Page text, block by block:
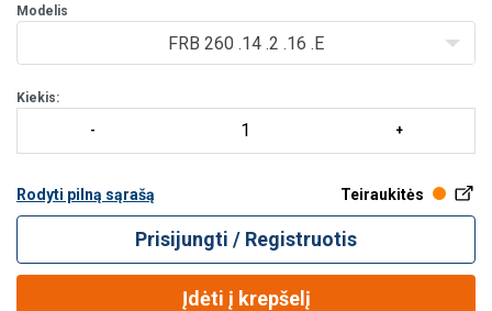
Modelis
FRB 260 .14 .2 .16 .E
Kiekis:
Rodyti pilną sąrašą Teiraukitės
Prisijungti / Registruotis
Įdėti į krepšelį